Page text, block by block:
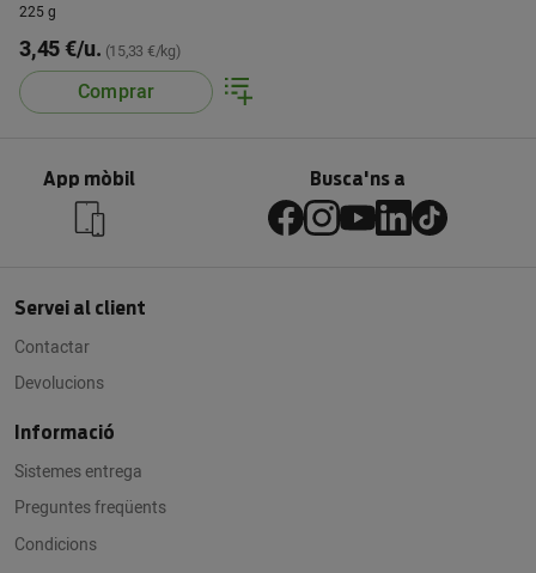
225 g
3,45 €/u. (15,33 €/kg)
Comprar
App mòbil Busca'ns a
Servei al client
Contactar
Devolucions
Informació
Sistemes entrega
Preguntes freqüents
Condicions